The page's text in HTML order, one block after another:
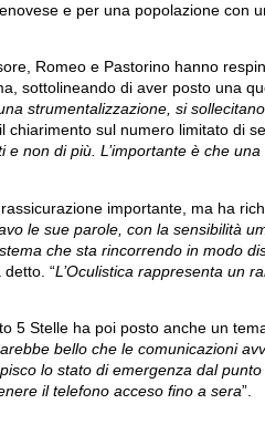
e per una popolazione con
Romeo e Pastorino hanno
sottolineando di aver posto una
strumentalizzazione, si
chiarimento sul numero limitato di
e non di più. L’importante è che
importante, ma ha
le sue parole, con la sensibilità
che sta rincorrendo in modo
detto. “L’Oculistica rappresenta un
5 Stelle ha poi posto anche un
bello che le comunicazioni
lo stato di emergenza dal
il telefono acceso fino a sera”.